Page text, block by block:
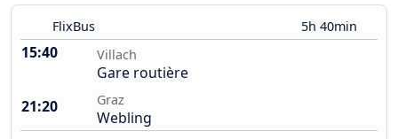
FlixBus 5h 40min
15:40 Villach
Gare routière
21:20
Graz
Webling